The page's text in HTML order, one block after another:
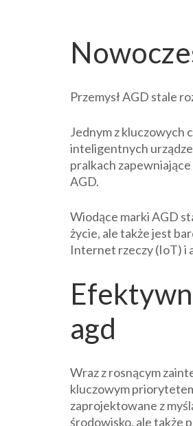
Przemysł AGD stale
Jednym z kluczowych
inteligentnych
pralkach
AGD.
Wiodące marki AGD
życie, ale także jest
Internet rzeczy (IoT) i
agd
Wraz z rosnącym
kluczowym
zaprojektowane z
środowisko, ale także